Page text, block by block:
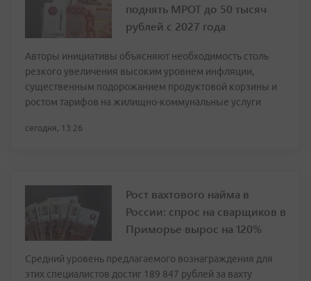
поднять МРОТ до 50 тысяч
рублей с 2027 года
Авторы инициативы объясняют необходимость столь
резкого увеличения высоким уровнем инфляции,
существенным подорожанием продуктовой корзины и
ростом тарифов на жилищно-коммунальные услуги
сегодня, 13:26
Рост вахтового найма в
России: спрос на сварщиков в
Приморье вырос на 120%
Средний уровень предлагаемого вознаграждения для
этих специалистов достиг 189 847 рублей за вахту